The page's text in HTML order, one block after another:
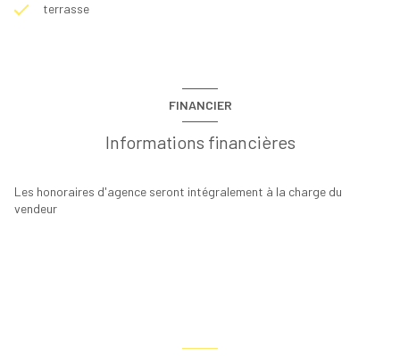
terrasse
FINANCIER
Informations financières
Les honoraires d'agence seront intégralement à la charge du
vendeur